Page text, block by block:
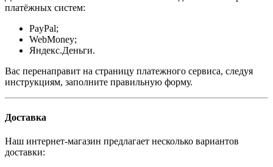
платёжных систем:
PayPal;
WebMoney;
Яндекс.Деньги.
Вас перенаправит на страницу платежного сервиса, следуя
инструкциям, заполните правильную форму.
Доставка
Наш интернет-магазин предлагает несколько вариантов
доставки: